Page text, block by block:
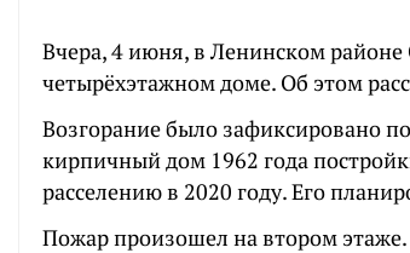
Вчера, 4 июня, в Ленинском
четырёхэтажном доме. Об этом
Возгорание было зафиксировано
кирпичный дом 1962 года
расселению в 2020 году. Его
Пожар произошел на втором